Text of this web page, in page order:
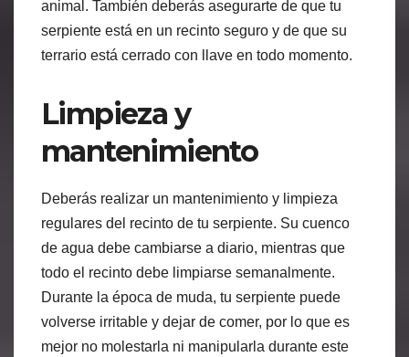
animal. También deberás asegurarte de que tu
serpiente está en un recinto seguro y de que su
terrario está cerrado con llave en todo momento.
Limpieza y
mantenimiento
Deberás realizar un mantenimiento y limpieza
regulares del recinto de tu serpiente. Su cuenco
de agua debe cambiarse a diario, mientras que
todo el recinto debe limpiarse semanalmente.
Durante la época de muda, tu serpiente puede
volverse irritable y dejar de comer, por lo que es
mejor no molestarla ni manipularla durante este